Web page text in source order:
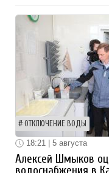
ОТКЛЮЧЕНИЕ ВОДЫ
18:21 | 5 августа
Алексей Шмыков